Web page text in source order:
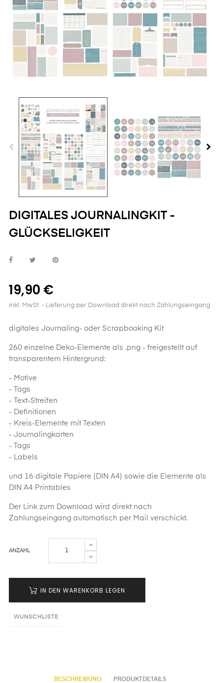
DIGITALES JOURNALINGKIT -
GLÜCKSELIGKEIT
19,90 €
inkl. MwSt. - Lieferung per Download direkt nach Zahlungseingang
digitales Journaling- oder Scrapbooking Kit
260 einzelne Deko-Elemente als .png - freigestellt auf
transparentem Hintergrund:
- Motive
- Tags
- Text-Streifen
- Definitionen
- Kreis-Elemente mit Texten
- Journalingkarten
- Tags
- Labels
und 16 digitale Papiere (DIN A4) sowie die Elemente als
DIN A4 Printables
Der Link zum Download wird direkt nach
Zahlungseingang automatisch per Mail verschickt.
ANZAHL
IN DEN WARENKORB LEGEN
WUNSCHLISTE
BESCHREIBUNG PRODUKTDETAILS